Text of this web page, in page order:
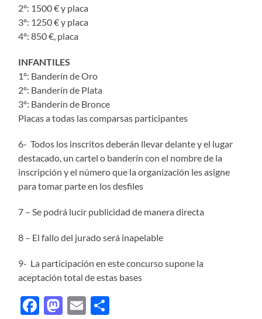
2º: 1500 € y placa
3º: 1250 € y placa
4º: 850 €, placa
INFANTILES
1º: Banderín de Oro
2º: Banderín de Plata
3º: Banderín de Bronce
Placas a todas las comparsas participantes
6- Todos los inscritos deberán llevar delante y el lugar
destacado, un cartel o banderín con el nombre de la
inscripción y el número que la organización les asigne
para tomar parte en los desfiles
7 – Se podrá lucir publicidad de manera directa
8 – El fallo del jurado será inapelable
9- La participación en este concurso supone la
aceptación total de estas bases
Facebook
Mastodon
Email